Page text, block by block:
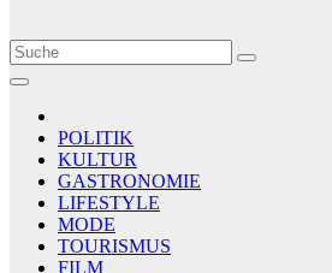
Le Matin
AGENCE DE PRESSE
POLITIK
KULTUR
GASTRONOMIE
LIFESTYLE
MODE
TOURISMUS
FILM